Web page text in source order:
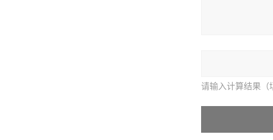
请输入计算结果（